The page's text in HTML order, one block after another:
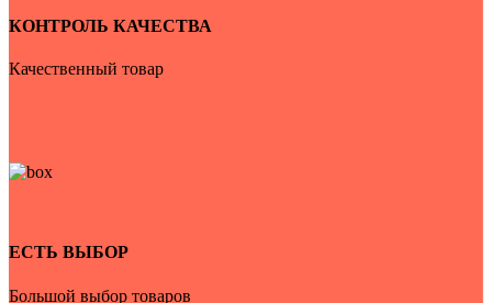
КОНТРОЛЬ КАЧЕСТВА
Качественный товар
ЕСТЬ ВЫБОР
Большой выбор товаров